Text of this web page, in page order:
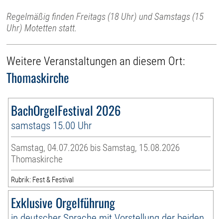
Regelmäßig finden Freitags (18 Uhr) und Samstags (15
Uhr) Motetten statt.
Weitere Veranstaltungen an diesem Ort:
Thomaskirche
BachOrgelFestival 2026
samstags 15.00 Uhr
Samstag, 04.07.2026 bis Samstag, 15.08.2026
Thomaskirche
Rubrik: Fest & Festival
Exklusive Orgelführung